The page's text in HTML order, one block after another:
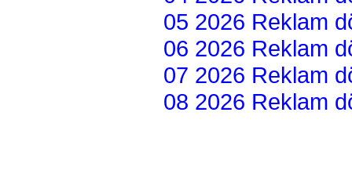
05 2026 Reklam
06 2026 Reklam
07 2026 Reklam
08 2026 Reklam